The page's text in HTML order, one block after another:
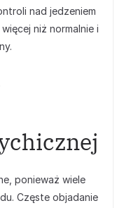
nad jedzeniem
niż normalnie i
ponieważ wiele
Częste objadanie